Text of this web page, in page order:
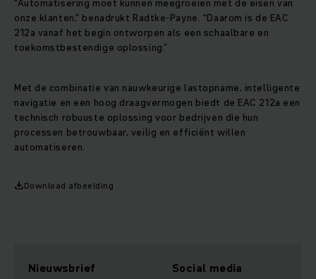
“Automatisering moet kunnen meegroeien met de eisen van
onze klanten,” benadrukt Radtke‑Payne. “Daarom is de EAC
212a vanaf het begin ontworpen als een schaalbare en
toekomstbestendige oplossing.”
Met de combinatie van nauwkeurige lastopname, intelligente
navigatie en een hoog draagvermogen biedt de EAC 212a een
technisch robuuste oplossing voor bedrijven die hun
processen betrouwbaar, veilig en efficiënt willen
automatiseren.
Download afbeelding
Nieuwsbrief Social media